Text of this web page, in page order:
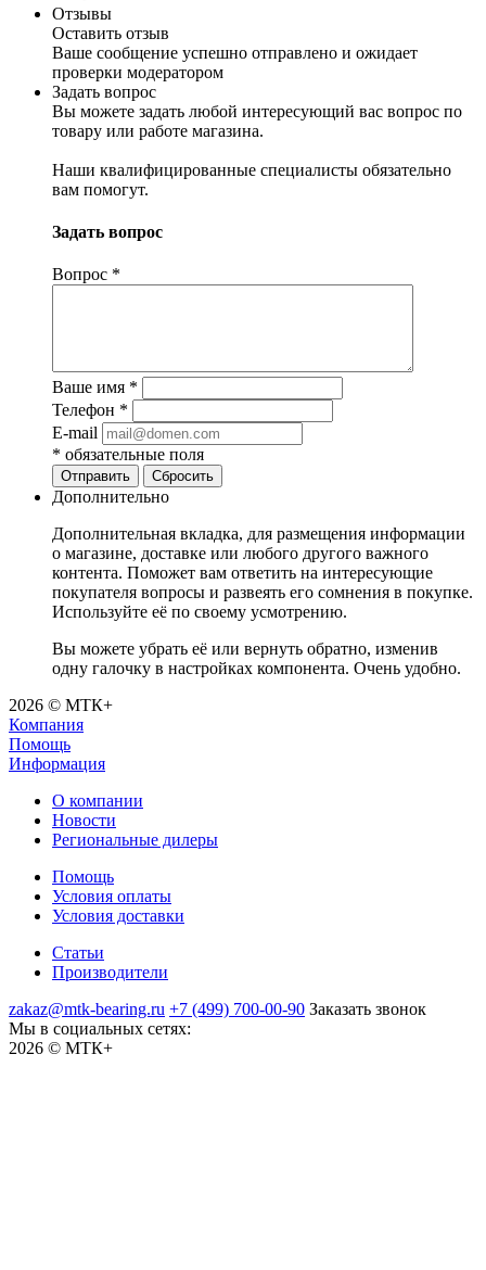
Отзывы
Оставить отзыв
Ваше сообщение успешно отправлено и ожидает
проверки модератором
Задать вопрос
Вы можете задать любой интересующий вас вопрос по
товару или работе магазина.
Наши квалифицированные специалисты обязательно
вам помогут.
Задать вопрос
Вопрос *
Ваше имя *
Телефон *
E-mail
* обязательные поля
Отправить Сбросить
Дополнительно
Дополнительная вкладка, для размещения информации
о магазине, доставке или любого другого важного
контента. Поможет вам ответить на интересующие
покупателя вопросы и развеять его сомнения в покупке.
Используйте её по своему усмотрению.
Вы можете убрать её или вернуть обратно, изменив
одну галочку в настройках компонента. Очень удобно.
2026 © МТК+
Компания
Помощь
Информация
О компании
Новости
Региональные дилеры
Помощь
Условия оплаты
Условия доставки
Статьи
Производители
zakaz@mtk-bearing.ru +7 (499) 700-00-90 Заказать звонок
Мы в социальных сетях:
2026 © МТК+